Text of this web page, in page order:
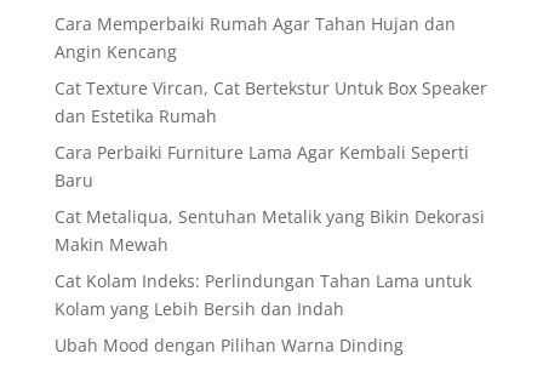
Cara Memperbaiki Rumah Agar Tahan Hujan dan
Angin Kencang
Cat Texture Vircan, Cat Bertekstur Untuk Box Speaker
dan Estetika Rumah
Cara Perbaiki Furniture Lama Agar Kembali Seperti
Baru
Cat Metaliqua, Sentuhan Metalik yang Bikin Dekorasi
Makin Mewah
Cat Kolam Indeks: Perlindungan Tahan Lama untuk
Kolam yang Lebih Bersih dan Indah
Ubah Mood dengan Pilihan Warna Dinding